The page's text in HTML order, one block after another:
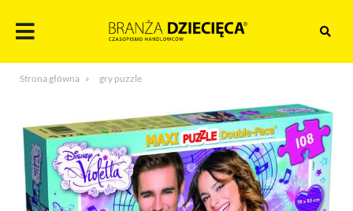
treści
Branża
dziecięca
Strona główna » gry puzzle